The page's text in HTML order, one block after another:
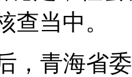
查当中。
青海省